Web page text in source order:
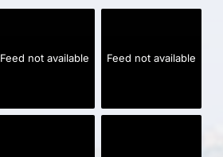
Feed not available Feed not available